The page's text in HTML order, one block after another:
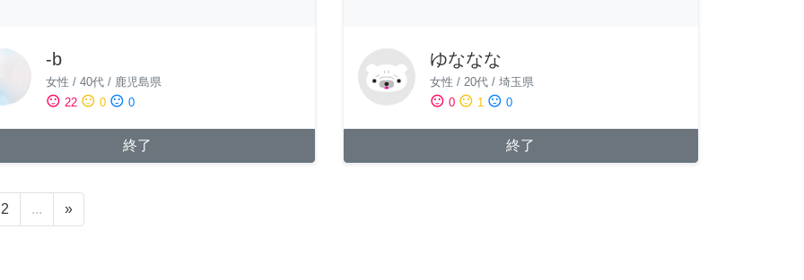
-b
女性 / 40代 / 鹿児島県
sentiment_satisfied 22 sentiment_neutral 0 sentiment_dissatisfied 0
終了
ゆななな
女性 / 20代/ 埼玉県
sentiment_satisfied 0 sentiment_neutral 1 sentiment_dissatisfied 0
終了
2 ... »